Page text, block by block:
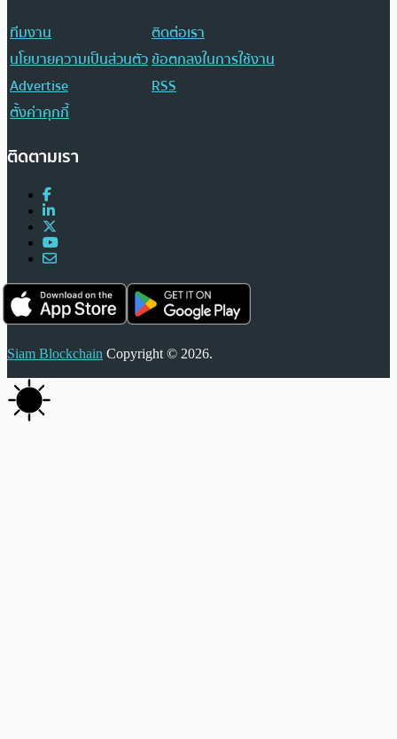
ทีมงาน
ติดต่อเรา
นโยบายความเป็นส่วนตัวข้อตกลงในการใช้งาน
Advertise
RSS
ตั้งค่าคุกกี้
ติดตามเรา
Siam Blockchain Copyright © 2026.